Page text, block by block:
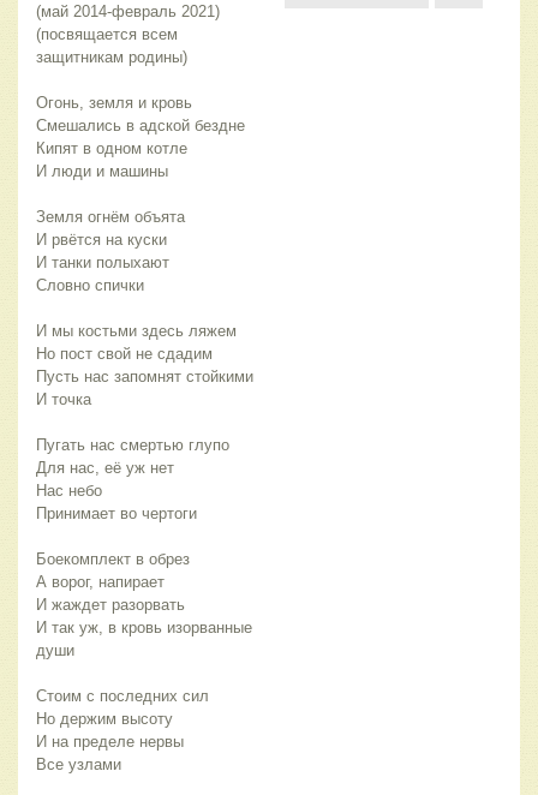
(май 2014-февраль 2021)
(посвящается всем
защитникам родины)
Огонь, земля и кровь
Смешались в адской бездне
Кипят в одном котле
И люди и машины
Земля огнём объята
И рвётся на куски
И танки полыхают
Словно спички
И мы костьми здесь ляжем
Но пост свой не сдадим
Пусть нас запомнят стойкими
И точка
Пугать нас смертью глупо
Для нас, её уж нет
Нас небо
Принимает во чертоги
Боекомплект в обрез
А ворог, напирает
И жаждет разорвать
И так уж, в кровь изорванные
души
Стоим с последних сил
Но держим высоту
И на пределе нервы
Все узлами